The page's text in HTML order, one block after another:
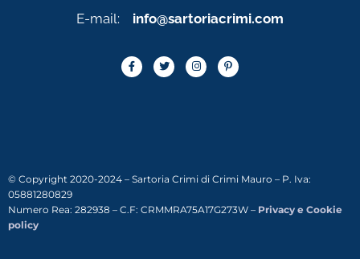
E-mail: info@sartoriacrimi.com
© Copyright 2020-2024 – Sartoria Crimi di Crimi Mauro – P. Iva:
05881280829
Numero Rea: 282938 – C.F: CRMMRA75A17G273W – Privacy e Cookie
policy